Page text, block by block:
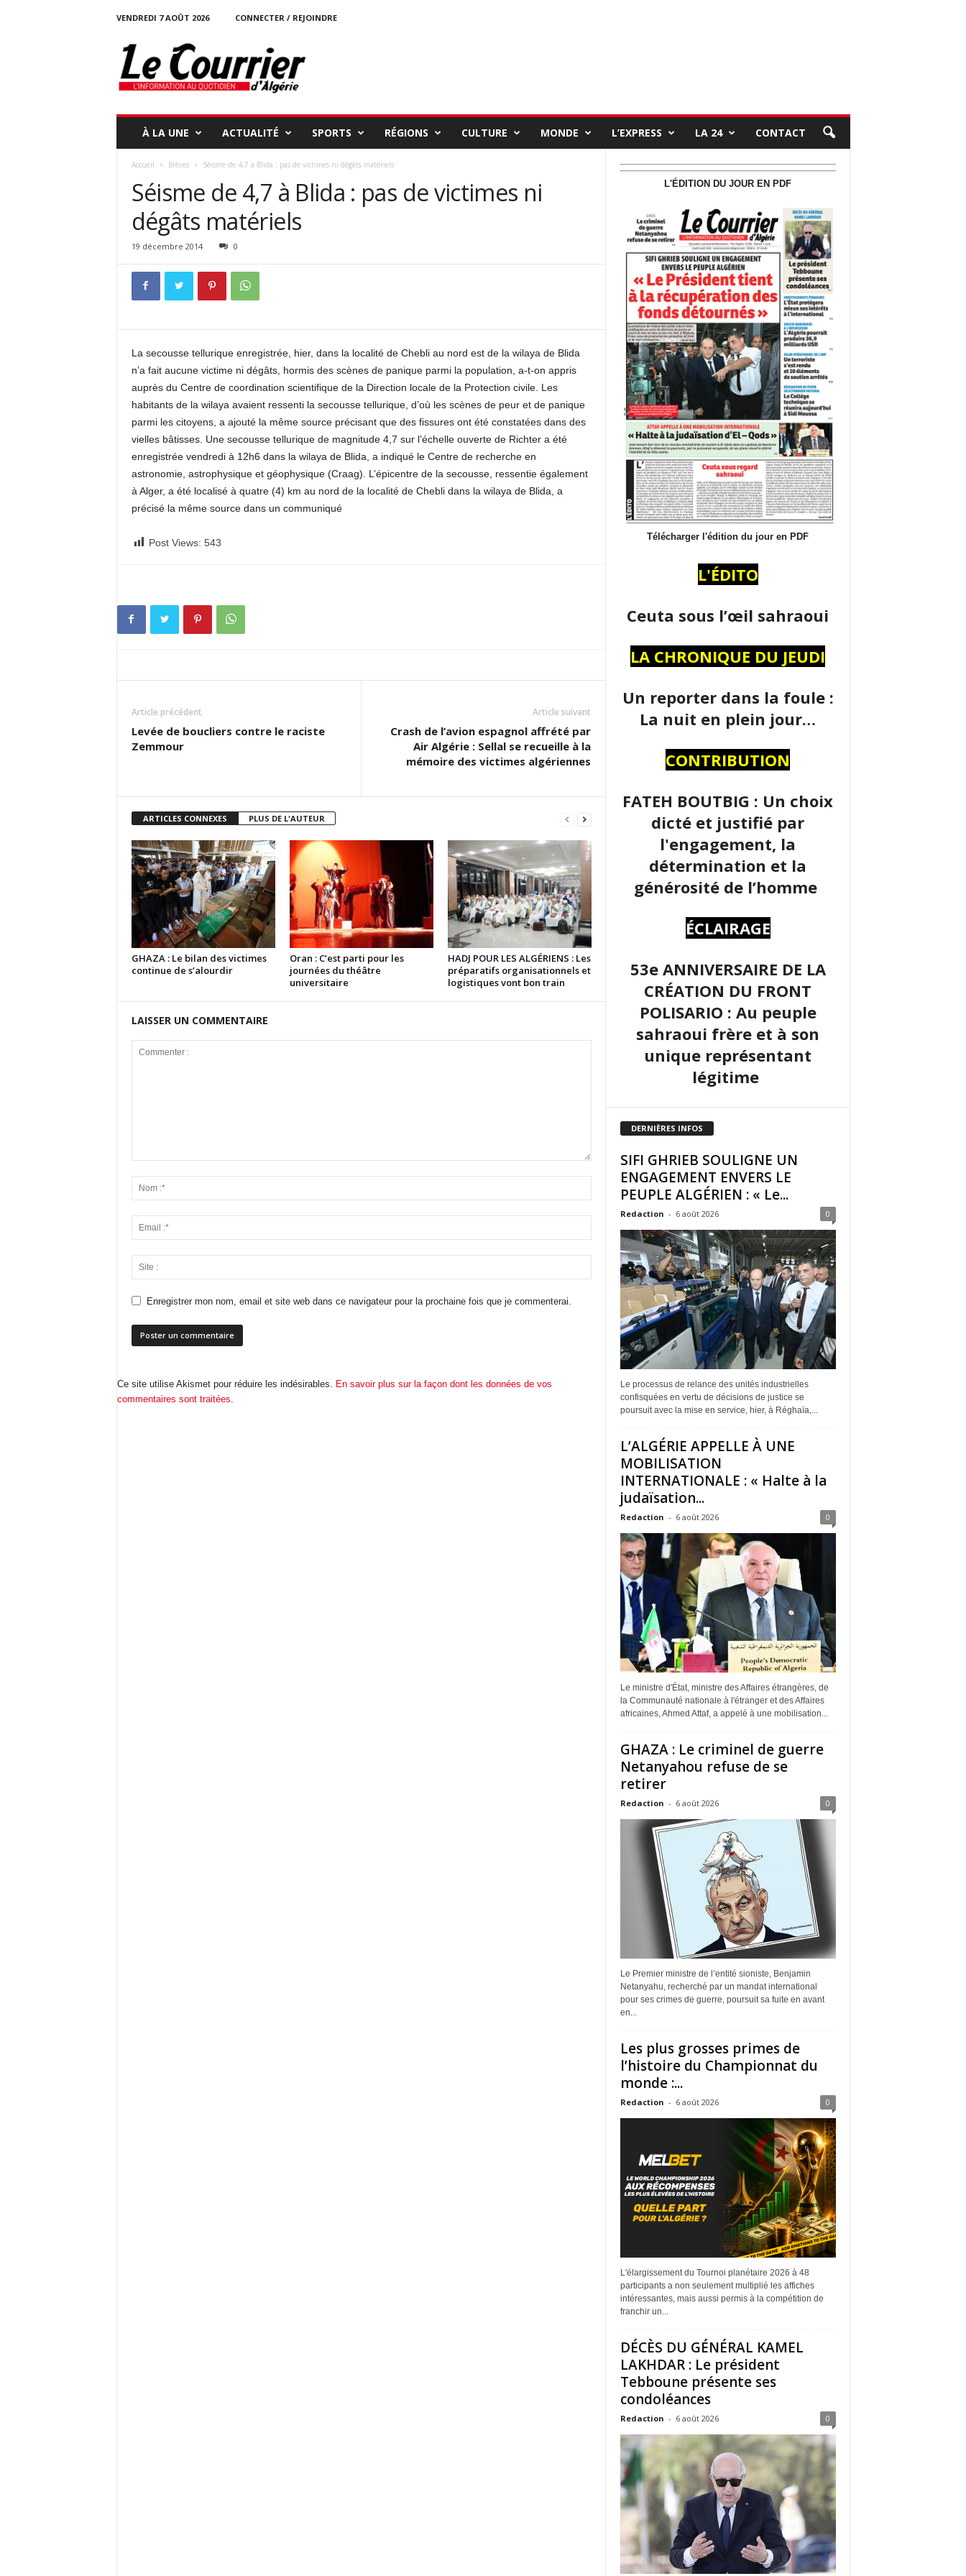
VENDREDI 7 AOÛT 2026
CONNECTER / REJOINDRE
o
u
À LA UNE ACTUALITÉ SPORTS RÉGIONS CULTURE MONDE L’EXPRESS LA 24 CONTACT
Accueil Brèves Séisme de 4,7 à Blida : pas de victimes ni dégâts matériels
Séisme de 4,7 à Blida : pas de victimes ni
dégâts matériels
19 décembre 2014 0
La secousse tellurique enregistrée, hier, dans la localité de Chebli au nord est de la wilaya de Blida
n’a fait aucune victime ni dégâts, hormis des scènes de panique parmi la population, a-t-on appris
auprès du Centre de coordination scientifique de la Direction locale de la Protection civile. Les
habitants de la wilaya avaient ressenti la secousse tellurique, d’où les scènes de peur et de panique
parmi les citoyens, a ajouté la même source précisant que des fissures ont été constatées dans des
vielles bâtisses. Une secousse tellurique de magnitude 4,7 sur l’échelle ouverte de Richter a été
enregistrée vendredi à 12h6 dans la wilaya de Blida, a indiqué le Centre de recherche en
astronomie, astrophysique et géophysique (Craag). L’épicentre de la secousse, ressentie également
à Alger, a été localisé à quatre (4) km au nord de la localité de Chebli dans la wilaya de Blida, a
précisé la même source dans un communiqué
Post Views: 543
Article précédent
Levée de boucliers contre le raciste
Zemmour
Article suivant
Crash de l’avion espagnol affrété par
Air Algérie : Sellal se recueille à la
mémoire des victimes algériennes
ARTICLES CONNEXES PLUS DE L'AUTEUR
GHAZA : Le bilan des victimes
continue de s’alourdir
Oran : C’est parti pour les
journées du théâtre
universitaire
HADJ POUR LES ALGÉRIENS : Les
préparatifs organisationnels et
logistiques vont bon train
LAISSER UN COMMENTAIRE
Enregistrer mon nom, email et site web dans ce navigateur pour la prochaine fois que je commenterai.
Ce site utilise Akismet pour réduire les indésirables. En savoir plus sur la façon dont les données de vos
commentaires sont traitées.
L'ÉDITION DU JOUR EN PDF
Télécharger l'édition du jour en PDF
L'ÉDITO
Ceuta sous l’œil sahraoui
LA CHRONIQUE DU JEUDI
Un reporter dans la foule :
La nuit en plein jour…
CONTRIBUTION
FATEH BOUTBIG : Un choix
dicté et justifié par
l'engagement, la
détermination et la
générosité de l’homme
ÉCLAIRAGE
53e ANNIVERSAIRE DE LA
CRÉATION DU FRONT
POLISARIO : Au peuple
sahraoui frère et à son
unique représentant
légitime
DERNIÈRES INFOS
SIFI GHRIEB SOULIGNE UN
ENGAGEMENT ENVERS LE
PEUPLE ALGÉRIEN : « Le...
Redaction - 6 août 2026 0
Le processus de relance des unités industrielles
confisquées en vertu de décisions de justice se
poursuit avec la mise en service, hier, à Réghaïa,...
L’ALGÉRIE APPELLE À UNE
MOBILISATION
INTERNATIONALE : « Halte à la
judaïsation...
Redaction - 6 août 2026 0
Le ministre d'État, ministre des Affaires étrangères, de
la Communauté nationale à l'étranger et des Affaires
africaines, Ahmed Attaf, a appelé à une mobilisation...
GHAZA : Le criminel de guerre
Netanyahou refuse de se
retirer
Redaction - 6 août 2026 0
Le Premier ministre de l’entité sioniste, Benjamin
Netanyahu, recherché par un mandat international
pour ses crimes de guerre, poursuit sa fuite en avant
en...
Les plus grosses primes de
l’histoire du Championnat du
monde :...
Redaction - 6 août 2026 0
L'élargissement du Tournoi planétaire 2026 à 48
participants a non seulement multiplié les affiches
intéressantes, mais aussi permis à la compétition de
franchir un...
DÉCÈS DU GÉNÉRAL KAMEL
LAKHDAR : Le président
Tebboune présente ses
condoléances
Redaction - 6 août 2026 0